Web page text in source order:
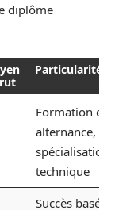
diplôme
Particularités
Formation en
alternance,
spécialisation
technique
Succès basé